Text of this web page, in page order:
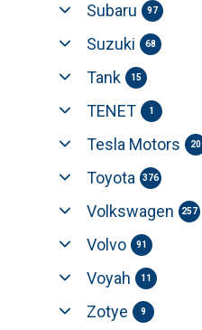
Subaru 97
Suzuki 68
Tank 15
TENET 1
Tesla Motors 20
Toyota 376
Volkswagen 257
Volvo 91
Voyah 11
Zotye 9